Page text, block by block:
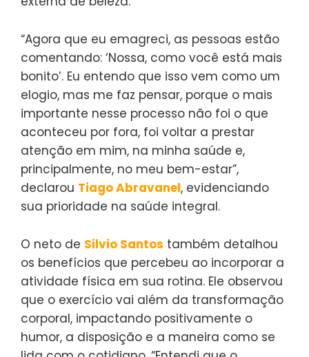
“Agora que eu emagreci, as pessoas estão
comentando: ‘Nossa, como você está mais
bonito’. Eu entendo que isso vem como um
elogio, mas me faz pensar, porque o mais
importante nesse processo não foi o que
aconteceu por fora, foi voltar a prestar
atenção em mim, na minha saúde e,
principalmente, no meu bem-estar”,
declarou Tiago Abravanel, evidenciando
sua prioridade na saúde integral.
O neto de Silvio Santos também detalhou
os benefícios que percebeu ao incorporar a
atividade física em sua rotina. Ele observou
que o exercício vai além da transformação
corporal, impactando positivamente o
humor, a disposição e a maneira como se